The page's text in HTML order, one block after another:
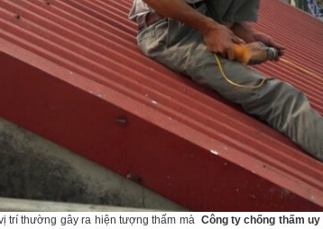
trí thường gây ra hiện tượng thấm mà Công ty chống thấm